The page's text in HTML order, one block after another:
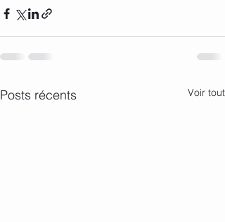
Posts récents Voir tout